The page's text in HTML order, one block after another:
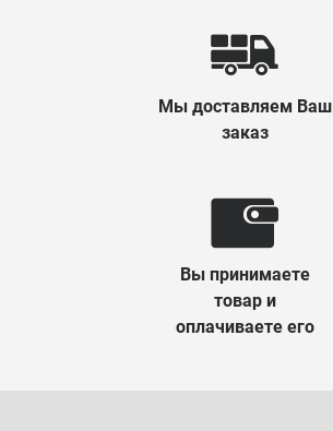
Мы доставляем Ваш
заказ
Вы принимаете
товар и
оплачиваете его